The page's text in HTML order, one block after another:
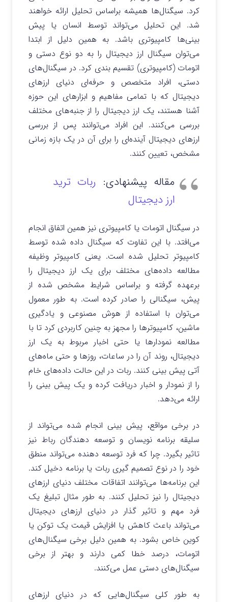
کرد. سیگنال‌ها همیشه براساس تحلیل ارائه خواهند
شد. این تحلیل می‌تواند توسط انسان یا پیش
بینی‌ها کامپیوتری باشد. به همین دلیل از ابتدا
می‌توان سیگنال ارز دیجیتال را به دو نوع دستی و
اتومات (کامپیوتری) تقسیم بندی کرد. در سیگنال‌های
دستی، افراد متخصص و حرفه‌ای دنیای ارزهای
دیجیتال که با تمامی مفاهیم و ابزارهای این حوزه
آشنا هستند، یک ارز دیجیتال را از جنبه‌های مختلف
بررسی می‌کنند. این افراد می‌توانند پس از بررسی
ارزهای دیجیتال آینده‌ای را برای آن در یک بازه زمانی
مشخص، تعیین کنند.
مقاله پیشنهادی: ربات ترید
ارز دیجیتال
در سیگنال اتومات یا کامپیوتری نیز همین اتفاق انجام
می‌افتد. با این تفاوت که سیگنال داده شده توسط
کامپیوتر تحلیل شده است. یعنی کامپیوتر وظیفه
مطالعه داده‌های مختلف برای یک ارز دیجیتال را
برعهده گرفته و براساس شرایط مشخص شده از
پیش، سیگنالی را صادر کرده است. به طور معمول
می‌توان با استفاده از هوش مصنوعی و یادگیری
ماشین، کامپیوترها را مجهز به چنین کاربردی کرد تا با
مطالعه نمودارها یا حتی اخبار مربوط به یک ارز
دیجیتال، روند آن را در ساعات، روزها و حتی ماه‌های
آتی پیش بینی کنند. ربات در این حالت داده‌های خام
را از نمودار و اخبار دریافت کرده و یک پیش بینی را
ارائه می‌دهد.
در برخی مواقع، پیش بینی انجام شده می‌تواند از
سلیقه برنامه نویسان و توسعه دهندگان رباط نیز
تاثیر بگیرد. چرا که فرد توسعه دهنده می‌تواند منطق
خود را در نوع تصمیم گیری ربات یا برنامه دخیل کند.
این برنامه‌ها می‌توانند اتفاقات مختلف دنیای ارزهای
دیجیتال را نیز تحلیل کنند. به طور مثال تبلیغ یک
فرد مهم و تاثیر گذار در دنیای ارزهای دیجیتال
می‌تواند باعث کاهش یا افزایش قیمت یک توکن یا
کوین خاص بشود. به همین دلیل برخی سیگنال‌های
اتومات، درصد خطا کمی دارند و بهتر از برخی
سیگنال‌های دستی عمل می‌کنند.
به طور کلی سیگنال‌هایی که در دنیای ارزهای